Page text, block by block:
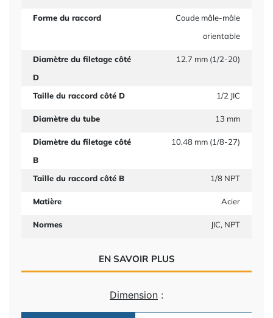
Forme du raccord
Coude mâle-mâle
orientable
Diamètre du filetage côté
D
12.7 mm (1/2-20)
Taille du raccord côté D 1/2 JIC
Diamètre du tube 13 mm
Diamètre du filetage côté
B
10.48 mm (1/8-27)
Taille du raccord côté B 1/8 NPT
Matière Acier
Normes JIC, NPT
EN SAVOIR PLUS
Dimension :